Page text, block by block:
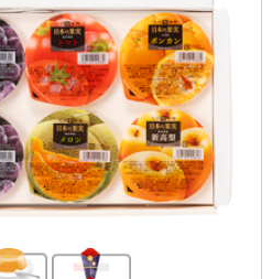
ージカード無料
8個入り のし対応